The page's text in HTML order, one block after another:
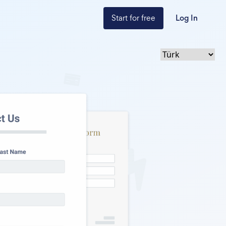
Start for free Log In